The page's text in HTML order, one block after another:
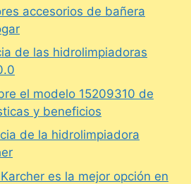
accesorios de bañera
de las hidrolimpiadoras
el modelo 15209310 de
y beneficios
de la hidrolimpiadora
es la mejor opción en